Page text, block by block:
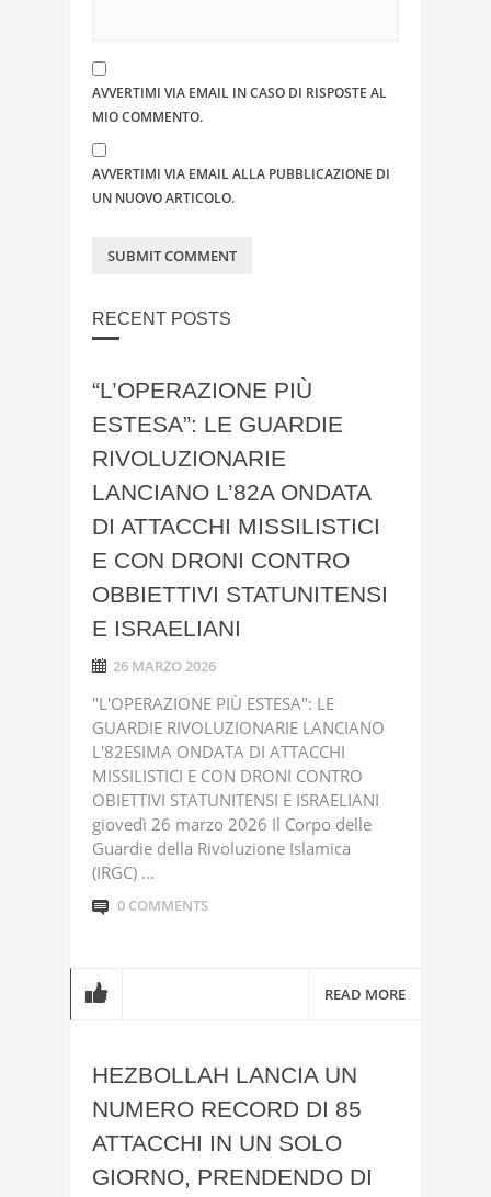
AVVERTIMI VIA EMAIL IN CASO DI RISPOSTE AL
MIO COMMENTO.
AVVERTIMI VIA EMAIL ALLA PUBBLICAZIONE DI
UN NUOVO ARTICOLO.
RECENT POSTS
“L’OPERAZIONE PIÙ
ESTESA”: LE GUARDIE
RIVOLUZIONARIE
LANCIANO L’82A ONDATA
DI ATTACCHI MISSILISTICI
E CON DRONI CONTRO
OBBIETTIVI STATUNITENSI
E ISRAELIANI
26 MARZO 2026
"L'OPERAZIONE PIÙ ESTESA": LE
GUARDIE RIVOLUZIONARIE LANCIANO
L'82ESIMA ONDATA DI ATTACCHI
MISSILISTICI E CON DRONI CONTRO
OBIETTIVI STATUNITENSI E ISRAELIANI
giovedì 26 marzo 2026 Il Corpo delle
Guardie della Rivoluzione Islamica
(IRGC) ...
0 COMMENTS
READ MORE
HEZBOLLAH LANCIA UN
NUMERO RECORD DI 85
ATTACCHI IN UN SOLO
GIORNO, PRENDENDO DI